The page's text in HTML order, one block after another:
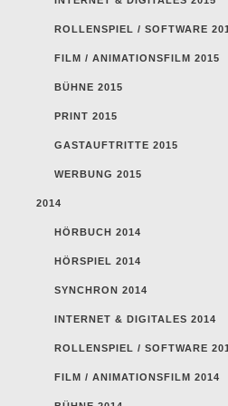
ROLLENSPIEL / SOFTWARE
FILM / ANIMATIONSFILM 2015
BÜHNE 2015
PRINT 2015
GASTAUFTRITTE 2015
WERBUNG 2015
2014
HÖRBUCH 2014
HÖRSPIEL 2014
SYNCHRON 2014
INTERNET & DIGITALES 2014
ROLLENSPIEL / SOFTWARE
FILM / ANIMATIONSFILM 2014